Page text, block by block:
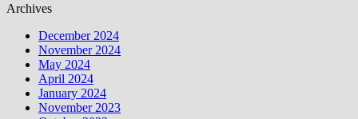
Archives
December 2024
November 2024
May 2024
April 2024
January 2024
November 2023